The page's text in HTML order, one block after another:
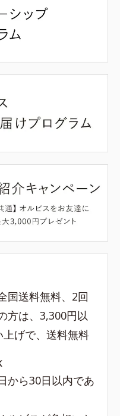
国送料無料、2回
方は、3,300円以
げで、送料無料
から30日以内であ